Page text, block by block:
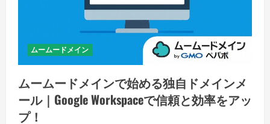
ムームードメイン
ムームードメインで始める独自ドメインメ
ール｜Google Workspaceで信頼と効率をアッ
プ！